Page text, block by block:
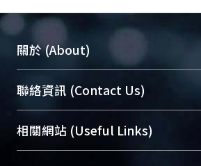
關於 (About)
臺大位居世界頂尖大學之列，為
展現本校豐碩的研究成果及學術
機構典藏（NTUR）與學術庫（
台，成為臺大學術典藏NTU
聯絡資訊 (Contact Us)
總館學科館員(Main Library)
醫學圖書館學科館員(Medical
相關網站 (Useful Links)